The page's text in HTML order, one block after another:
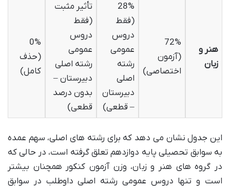
هنر و
زبان
72%
(آزمون
اختصاصی)
28%
(فقط
دروس
عمومی
رشته
اصلی
دبیرستان
– قطعی)
تأثیر مثبت
(فقط
دروس
عمومی
رشته اصلی
دبیرستان –
بدون درصد
قطعی)
0%
(حذف
کامل)
این جدول نشان می دهد که برای رشته های اصلی، سهم عمده
به سوابق تحصیلی پایه دوازدهم تعلق گرفته است، در حالی که
در گروه های هنر و زبان، وزن آزمون کنکور همچنان بیشتر
است و تنها دروس عمومی رشته اصلی داوطلب در سوابق